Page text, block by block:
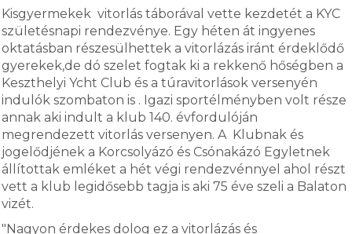
Kisgyermekek vitorlás táborával vette kezdetét a KYC
születésnapi rendezvénye. Egy héten át ingyenes
oktatásban részesülhettek a vitorlázás iránt érdeklődő
gyerekek,de dó szelet fogtak ki a rekkenő hőségben a
Keszthelyi Ycht Club és a túravitorlások versenyén
indulók szombaton is . Igazi sportélményben volt része
annak aki indult a klub 140. évfordulóján
megrendezett vitorlás versenyen. A Klubnak és
jogelődjének a Korcsolyázó és Csónakázó Egyletnek
állítottak emléket a hét végi rendezvénnyel ahol részt
vett a klub legidősebb tagja is aki 75 éve szeli a Balaton
vizét.
"Nagyon érdekes dolog ez a vitorlázás és